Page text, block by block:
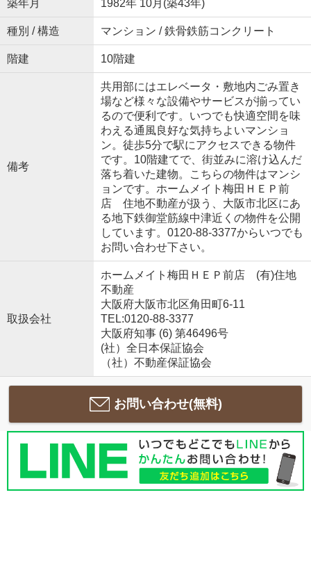
築年月 1982年 10月(築43年)
種別 / 構造 マンション / 鉄骨鉄筋コンクリート
階建 10階建
備考
共用部にはエレベータ・敷地内ごみ置き
場など様々な設備やサービスが揃ってい
るので便利です。いつでも快適空間を味
わえる通風良好な気持ちよいマンショ
ン。徒歩5分で駅にアクセスできる物件
です。10階建てで、街並みに溶け込んだ
落ち着いた建物。こちらの物件はマンシ
ョンです。ホームメイト梅田ＨＥＰ前
店 住地不動産が扱う、大阪市北区にあ
る地下鉄御堂筋線中津近くの物件を公開
しています。0120-88-3377からいつでも
お問い合わせ下さい。
取扱会社
ホームメイト梅田ＨＥＰ前店 (有)住地
不動産
大阪府大阪市北区角田町6-11
TEL:0120-88-3377
大阪府知事 (6) 第46496号
(社）全日本保証協会
（社）不動産保証協会
お問い合わせ(無料)